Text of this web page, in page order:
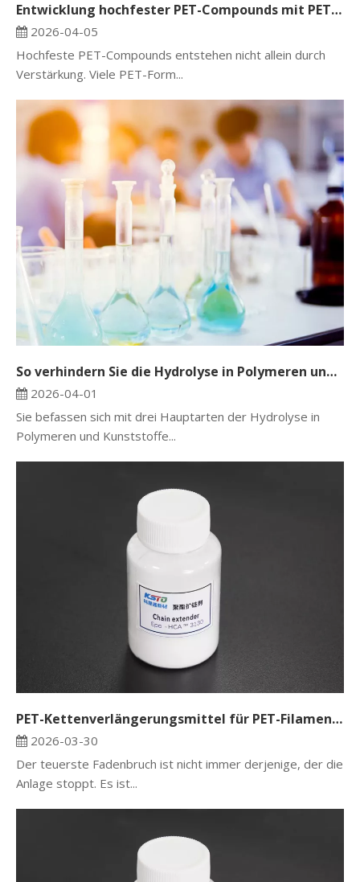
Entwicklung hochfester PET-Compounds mit PET-Kettenverlängerer
2026-04-05
Hochfeste PET-Compounds entstehen nicht allein durch
Verstärkung. Viele PET-Form...
So verhindern Sie die Hydrolyse in Polymeren und Kunststoffen
2026-04-01
Sie befassen sich mit drei Hauptarten der Hydrolyse in
Polymeren und Kunststoffe...
PET-Kettenverlängerungsmittel für PET-Filamente und -Garne: Lösung von Brüchen und Zuginstabilität
2026-03-30
Der teuerste Fadenbruch ist nicht immer derjenige, der die
Anlage stoppt. Es ist...